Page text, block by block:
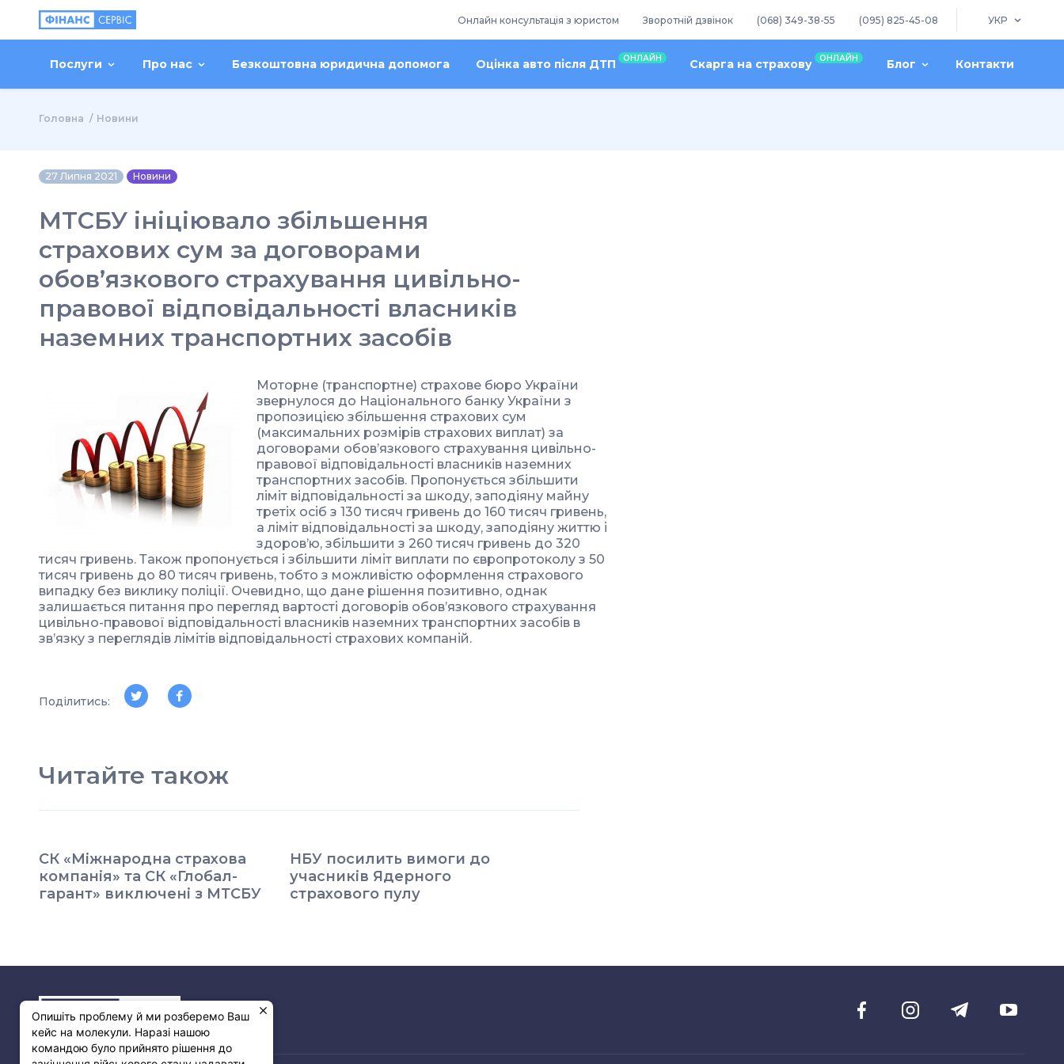
Онлайн консультація з юристом Зворотній дзвінок (068) 349-38-55 (095) 825-45-08 УКР
Послуги Про нас Безкоштовна юридична допомога Оцінка авто після ДТП ОНЛАЙН Скарга на страхову ОНЛАЙН Блог Контакти
Головна Новини
27 Липня 2021 Новини
МТСБУ ініціювало збільшення
страхових сум за договорами
обов’язкового страхування цивільно-
правової відповідальності власників
наземних транспортних засобів
Моторне (транспортне) страхове бюро України
звернулося до Національного банку України з
пропозицією збільшення страхових сум
(максимальних розмірів страхових виплат) за
договорами обов’язкового страхування цивільно-
правової відповідальності власників наземних
транспортних засобів. Пропонується збільшити
ліміт відповідальності за шкоду, заподіяну майну
третіх осіб з 130 тисяч гривень до 160 тисяч гривень,
а ліміт відповідальності за шкоду, заподіяну життю і
здоров’ю, збільшити з 260 тисяч гривень до 320
тисяч гривень. Також пропонується і збільшити ліміт виплати по європротоколу з 50
тисяч гривень до 80 тисяч гривень, тобто з можливістю оформлення страхового
випадку без виклику поліції. Очевидно, що дане рішення позитивно, однак
залишається питання про перегляд вартості договорів обов’язкового страхування
цивільно-правової відповідальності власників наземних транспортних засобів в
зв’язку з переглядів лімітів відповідальності страхових компаній.
Поділитись:
Читайте також
СК «Міжнародна страхова
компанія» та СК «Глобал-
гарант» виключені з МТСБУ
НБУ посилить вимоги до
учасників Ядерного
страхового пулу
Опишіть проблему й ми розберемо Ваш
кейс на молекули. Наразі нашою
командою було прийнято рішення до